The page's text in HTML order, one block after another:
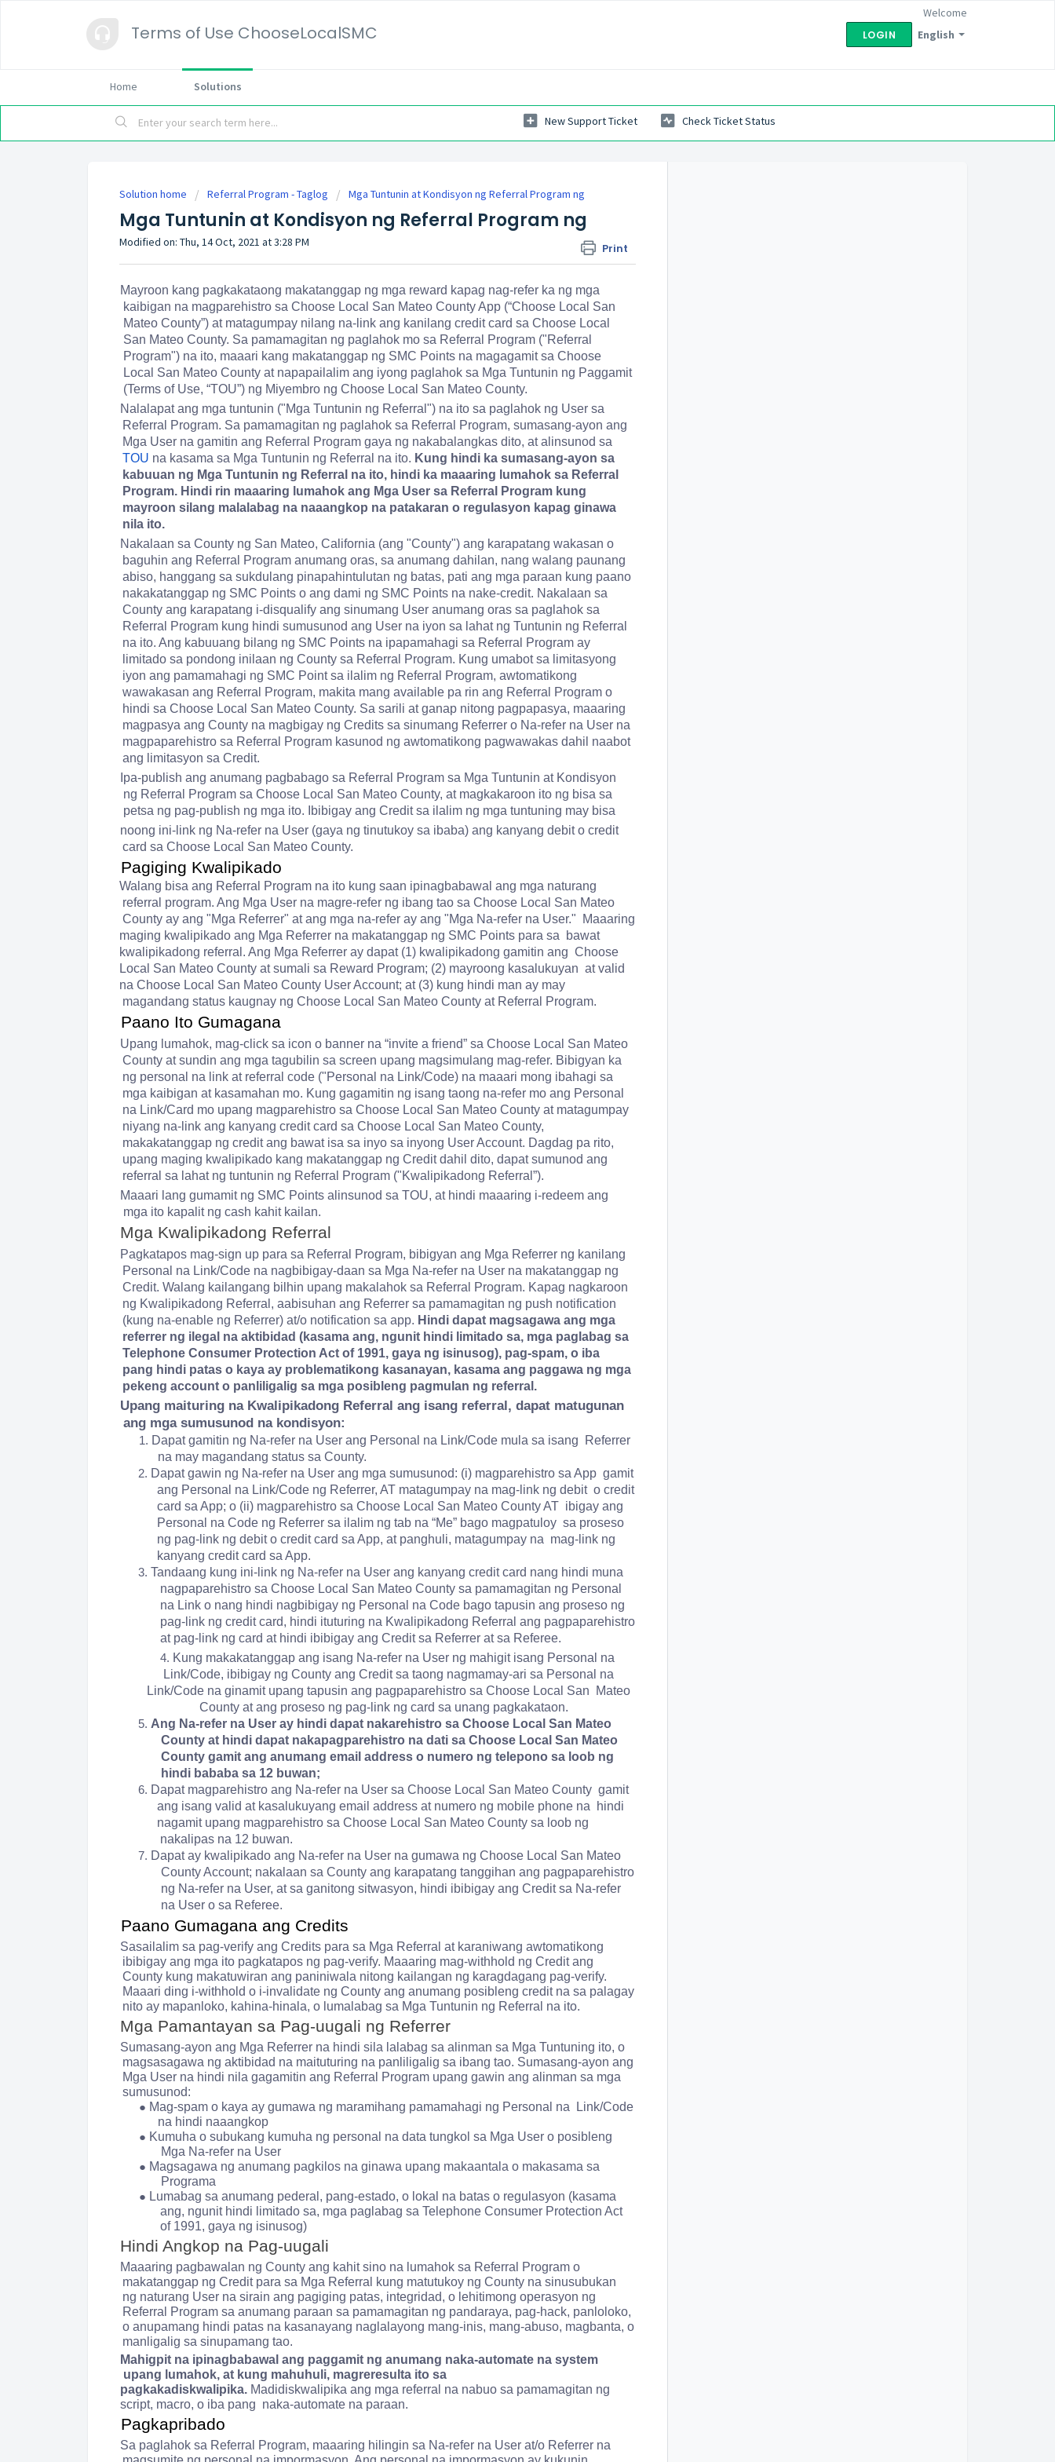
Terms of Use ChooseLocalSMC English
Welcome
LOGIN
Home Solutions
New Support Ticket Check Ticket Status
Solution home Referral Program - Taglog Mga Tuntunin at Kondisyon ng Referral Program ng
Mga Tuntunin at Kondisyon ng Referral Program ng
Print
Modified on: Thu, 14 Oct, 2021 at 3:28 PM
Mayroon kang pagkakataong makatanggap ng mga reward kapag nag-refer ka ng mga
kaibigan na magparehistro sa Choose Local San Mateo County App (“Choose Local San
Mateo County”) at matagumpay nilang na-link ang kanilang credit card sa Choose Local
San Mateo County. Sa pamamagitan ng paglahok mo sa Referral Program ("Referral
Program") na ito, maaari kang makatanggap ng SMC Points na magagamit sa Choose
Local San Mateo County at napapailalim ang iyong paglahok sa Mga Tuntunin ng Paggamit
(Terms of Use, “TOU”) ng Miyembro ng Choose Local San Mateo County.
Nalalapat ang mga tuntunin ("Mga Tuntunin ng Referral") na ito sa paglahok ng User sa
Referral Program. Sa pamamagitan ng paglahok sa Referral Program, sumasang-ayon ang
Mga User na gamitin ang Referral Program gaya ng nakabalangkas dito, at alinsunod sa
TOU na kasama sa Mga Tuntunin ng Referral na ito. Kung hindi ka sumasang-ayon sa
kabuuan ng Mga Tuntunin ng Referral na ito, hindi ka maaaring lumahok sa Referral
Program. Hindi rin maaaring lumahok ang Mga User sa Referral Program kung
mayroon silang malalabag na naaangkop na patakaran o regulasyon kapag ginawa
nila ito.
Nakalaan sa County ng San Mateo, California (ang "County") ang karapatang wakasan o
baguhin ang Referral Program anumang oras, sa anumang dahilan, nang walang paunang
abiso, hanggang sa sukdulang pinapahintulutan ng batas, pati ang mga paraan kung paano
nakakatanggap ng SMC Points o ang dami ng SMC Points na nake-credit. Nakalaan sa
County ang karapatang i-disqualify ang sinumang User anumang oras sa paglahok sa
Referral Program kung hindi sumusunod ang User na iyon sa lahat ng Tuntunin ng Referral
na ito. Ang kabuuang bilang ng SMC Points na ipapamahagi sa Referral Program ay
limitado sa pondong inilaan ng County sa Referral Program. Kung umabot sa limitasyong
iyon ang pamamahagi ng SMC Point sa ilalim ng Referral Program, awtomatikong
wawakasan ang Referral Program, makita mang available pa rin ang Referral Program o
hindi sa Choose Local San Mateo County. Sa sarili at ganap nitong pagpapasya, maaaring
magpasya ang County na magbigay ng Credits sa sinumang Referrer o Na-refer na User na
magpaparehistro sa Referral Program kasunod ng awtomatikong pagwawakas dahil naabot
ang limitasyon sa Credit.
Ipa-publish ang anumang pagbabago sa Referral Program sa Mga Tuntunin at Kondisyon
ng Referral Program sa Choose Local San Mateo County, at magkakaroon ito ng bisa sa
petsa ng pag-publish ng mga ito. Ibibigay ang Credit sa ilalim ng mga tuntuning may bisa
noong ini-link ng Na-refer na User (gaya ng tinutukoy sa ibaba) ang kanyang debit o credit
card sa Choose Local San Mateo County.
Pagiging Kwalipikado
Walang bisa ang Referral Program na ito kung saan ipinagbabawal ang mga naturang
referral program. Ang Mga User na magre-refer ng ibang tao sa Choose Local San Mateo
County ay ang "Mga Referrer" at ang mga na-refer ay ang "Mga Na-refer na User." Maaaring
maging kwalipikado ang Mga Referrer na makatanggap ng SMC Points para sa bawat
kwalipikadong referral. Ang Mga Referrer ay dapat (1) kwalipikadong gamitin ang Choose
Local San Mateo County at sumali sa Reward Program; (2) mayroong kasalukuyan at valid
na Choose Local San Mateo County User Account; at (3) kung hindi man ay may
magandang status kaugnay ng Choose Local San Mateo County at Referral Program.
Paano Ito Gumagana
Upang lumahok, mag-click sa icon o banner na “invite a friend” sa Choose Local San Mateo
County at sundin ang mga tagubilin sa screen upang magsimulang mag-refer. Bibigyan ka
ng personal na link at referral code ("Personal na Link/Code) na maaari mong ibahagi sa
mga kaibigan at kasamahan mo. Kung gagamitin ng isang taong na-refer mo ang Personal
na Link/Card mo upang magparehistro sa Choose Local San Mateo Countyat matagumpay
niyang na-link ang kanyang credit card sa Choose Local San Mateo County,
makakatanggap ng credit ang bawat isa sa inyo sa inyong User Account. Dagdag pa rito,
upang maging kwalipikado kang makatanggap ng Credit dahil dito, dapat sumunod ang
referral sa lahat ng tuntunin ng Referral Program ("Kwalipikadong Referral”).
Maaari lang gumamit ng SMC Points alinsunod sa TOU, at hindi maaaring i-redeem ang
mga ito kapalit ng cash kahit kailan.
Mga Kwalipikadong Referral
Pagkatapos mag-sign up para sa Referral Program, bibigyan ang Mga Referrer ng kanilang
Personal na Link/Code na nagbibigay-daan sa Mga Na-refer na User na makatanggap ng
Credit. Walang kailangang bilhin upang makalahok sa Referral Program. Kapag nagkaroon
ng Kwalipikadong Referral, aabisuhan ang Referrer sa pamamagitan ng push notification
(kung na-enable ng Referrer) at/o notification sa app. Hindi dapat magsagawa ang mga
referrer ng ilegal na aktibidad (kasama ang, ngunit hindi limitado sa, mga paglabag sa
Telephone Consumer Protection Act of 1991, gaya ng isinusog), pag-spam, o iba
pang hindi patas o kaya ay problematikong kasanayan, kasama ang paggawa ng mga
pekeng account o panliligalig sa mga posibleng pagmulan ng referral.
Upang maituring na Kwalipikadong Referral ang isang referral, dapat matugunan
ang mga sumusunod na kondisyon:
1. Dapat gamitin ng Na-refer na User ang Personal na Link/Code mula sa isang Referrer
na may magandang status sa County.
2. Dapat gawin ng Na-refer na User ang mga sumusunod: (i) magparehistro sa App gamit
ang Personal na Link/Code ng Referrer, AT matagumpay na mag-link ng debit o credit
card sa App; o (ii) magparehistro sa Choose Local San Mateo County AT ibigay ang
Personal na Code ng Referrer sa ilalim ng tab na “Me” bago magpatuloy sa proseso
ng pag-link ng debit o credit card sa App, at panghuli, matagumpay na mag-link ng
kanyang credit card sa App.
3.Tandaang kung ini-link ng Na-refer na User ang kanyang credit card nang hindi muna
nagpaparehistro sa Choose Local San Mateo County sa pamamagitan ng Personal
na Link o nang hindi nagbibigay ng Personal na Code bago tapusin ang proseso ng
pag-link ng credit card, hindi ituturing na Kwalipikadong Referral ang pagpaparehistro
at pag-link ng card at hindi ibibigay ang Credit sa Referrer at sa Referee.
4. Kung makakatanggap ang isang Na-refer na User ng mahigit isang Personal na
Link/Code, ibibigay ng County ang Credit sa taong nagmamay-ari sa Personal na
Link/Code na ginamit upang tapusin ang pagpaparehistro sa Choose Local San Mateo
County at ang proseso ng pag-link ng card sa unang pagkakataon.
5. Ang Na-refer na User ay hindi dapat nakarehistro sa Choose Local San Mateo
County at hindi dapat nakapagparehistro na dati sa Choose Local San Mateo
County gamit ang anumang email address o numero ng telepono sa loob ng
hindi bababa sa 12 buwan;
6. Dapat magparehistro ang Na-refer na User sa Choose Local San Mateo County gamit
ang isang valid at kasalukuyang email address at numero ng mobile phone na hindi
nagamit upang magparehistro sa Choose Local San Mateo County sa loob ng
nakalipas na 12 buwan.
7. Dapat ay kwalipikado ang Na-refer na User na gumawa ng Choose Local San Mateo
County Account; nakalaan sa County ang karapatang tanggihan ang pagpaparehistro
ng Na-refer na User, at sa ganitong sitwasyon, hindi ibibigay ang Credit sa Na-refer
na User o sa Referee.
Paano Gumagana ang Credits
Sasailalim sa pag-verify ang Credits para sa Mga Referral at karaniwang awtomatikong
ibibigay ang mga ito pagkatapos ng pag-verify. Maaaring mag-withhold ng Credit ang
County kung makatuwiran ang paniniwala nitong kailangan ng karagdagang pag-verify.
Maaari ding i-withhold o i-invalidate ng County ang anumang posibleng credit na sa palagay
nito ay mapanloko, kahina-hinala, o lumalabag sa Mga Tuntunin ng Referral na ito.
Mga Pamantayan sa Pag-uugali ng Referrer
Sumasang-ayon ang Mga Referrer na hindi sila lalabag sa alinman sa Mga Tuntuning ito, o
magsasagawa ng aktibidad na maituturing na panliligalig sa ibang tao. Sumasang-ayon ang
Mga User na hindi nila gagamitin ang Referral Program upang gawin ang alinman sa mga
sumusunod:
● Mag-spam o kaya ay gumawa ng maramihang pamamahagi ng Personal na Link/Code
na hindi naaangkop
● Kumuha o subukang kumuha ng personal na data tungkol sa Mga User o posibleng
Mga Na-refer na User
● Magsagawa ng anumang pagkilos na ginawa upang makaantala o makasama sa
Programa
● Lumabag sa anumang pederal, pang-estado, o lokal na batas o regulasyon (kasama
ang, ngunit hindi limitado sa, mga paglabag sa Telephone Consumer Protection Act
of 1991, gaya ng isinusog)
Hindi Angkop na Pag-uugali
Maaaring pagbawalan ng County ang kahit sino na lumahok sa Referral Program o
makatanggap ng Credit para sa Mga Referral kung matutukoy ng County na sinusubukan
ng naturang User na sirain ang pagiging patas, integridad, o lehitimong operasyon ng
Referral Program sa anumang paraan sa pamamagitan ng pandaraya, pag-hack, panloloko,
o anupamang hindi patas na kasanayang naglalayong mang-inis, mang-abuso, magbanta, o
manligalig sa sinupamang tao.
Mahigpit na ipinagbabawal ang paggamit ng anumang naka-automate na system
upang lumahok, at kung mahuhuli, magreresulta ito sa
pagkakadiskwalipika. Madidiskwalipika ang mga referral na nabuo sa pamamagitan ng
script, macro, o iba pang naka-automate na paraan.
Pagkapribado
Sa paglahok sa Referral Program, maaaring hilingin sa Na-refer na User at/o Referrer na